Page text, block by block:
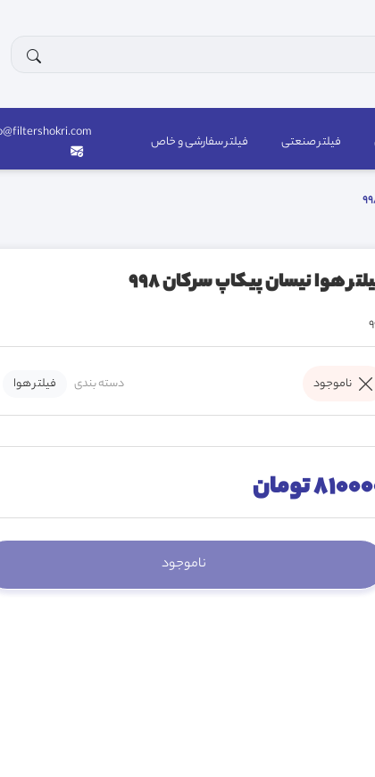
فیلتر صنعتی فیلتر سفارشی و خاص
هوا نیسان پیکاپ سرکان 998
ناموجود دسته بندی فیلتر هوا
تومان